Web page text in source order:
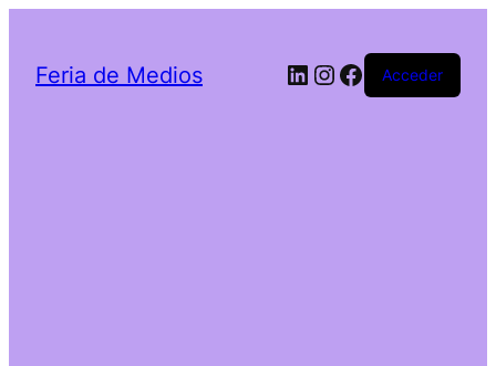
Feria de Medios LinkedIn
Instagram
Facebook
Acceder